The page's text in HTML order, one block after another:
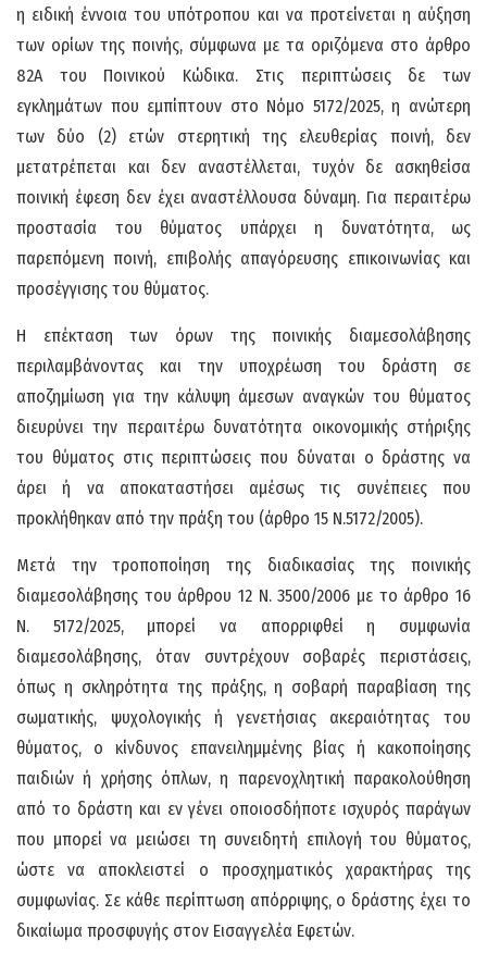
η ειδική έννοια του υπότροπου και να προτείνεται η αύξηση
των ορίων της ποινής, σύμφωνα με τα οριζόμενα στο άρθρο
82Α του Ποινικού Κώδικα. Στις περιπτώσεις δε των
εγκλημάτων που εμπίπτουν στο Νόμο 5172/2025, η ανώτερη
των δύο (2) ετών στερητική της ελευθερίας ποινή, δεν
μετατρέπεται και δεν αναστέλλεται, τυχόν δε ασκηθείσα
ποινική έφεση δεν έχει αναστέλλουσα δύναμη. Για περαιτέρω
προστασία του θύματος υπάρχει η δυνατότητα, ως
παρεπόμενη ποινή, επιβολής απαγόρευσης επικοινωνίας και
προσέγγισης του θύματος.
Η επέκταση των όρων της ποινικής διαμεσολάβησης
περιλαμβάνοντας και την υποχρέωση του δράστη σε
αποζημίωση για την κάλυψη άμεσων αναγκών του θύματος
διευρύνει την περαιτέρω δυνατότητα οικονομικής στήριξης
του θύματος στις περιπτώσεις που δύναται ο δράστης να
άρει ή να αποκαταστήσει αμέσως τις συνέπειες που
προκλήθηκαν από την πράξη του (άρθρο 15 Ν.5172/2005).
Μετά την τροποποίηση της διαδικασίας της ποινικής
διαμεσολάβησης του άρθρου 12 Ν. 3500/2006 με το άρθρο 16
Ν. 5172/2025, μπορεί να απορριφθεί η συμφωνία
διαμεσολάβησης, όταν συντρέχουν σοβαρές περιστάσεις,
όπως η σκληρότητα της πράξης, η σοβαρή παραβίαση της
σωματικής, ψυχολογικής ή γενετήσιας ακεραιότητας του
θύματος, ο κίνδυνος επανειλημμένης βίας ή κακοποίησης
παιδιών ή χρήσης όπλων, η παρενοχλητική παρακολούθηση
από το δράστη και εν γένει οποιοσδήποτε ισχυρός παράγων
που μπορεί να μειώσει τη συνειδητή επιλογή του θύματος,
ώστε να αποκλειστεί ο προσχηματικός χαρακτήρας της
συμφωνίας. Σε κάθε περίπτωση απόρριψης, ο δράστης έχει το
δικαίωμα προσφυγής στον Εισαγγελέα Εφετών.